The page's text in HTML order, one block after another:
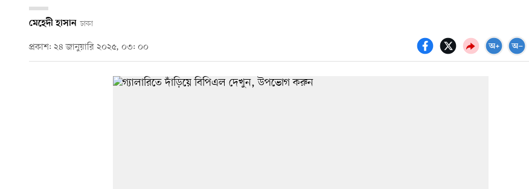
মেহেদী হাসান ঢাকা
প্রকাশ: ২৪ জানুয়ারি ২০২৫, ০৩: ০০